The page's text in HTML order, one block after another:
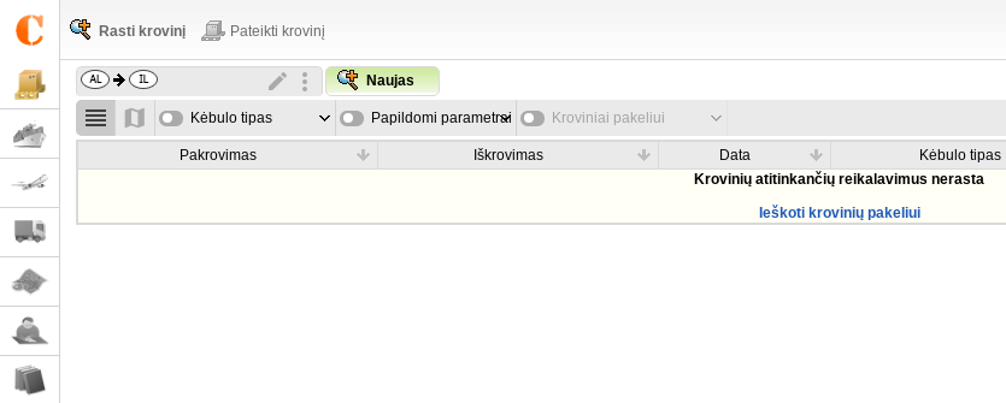
Rasti krovinį Pateikti krovinį
Naujas
Kėbulo tipas Papildomi parametrai Kroviniai pakeliui
Pakrovimas Iškrovimas Data Kėbulo tipas
Krovinių atitinkančių reikalavimus nerasta
Ieškoti krovinių pakeliui